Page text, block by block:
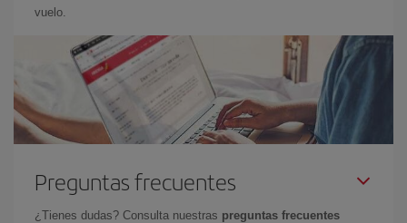
vuelo.
Preguntas frecuentes
¿Tienes dudas? Consulta nuestras preguntas frecuentes